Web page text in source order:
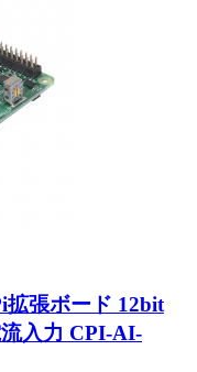
拡張ボード 12bit
入力 CPI-AI-